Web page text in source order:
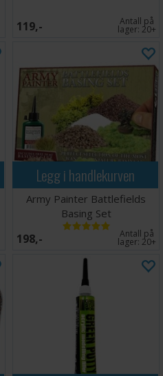
119,- Antall på
lager: 20+
Legg i handlekurven
Army Painter Battlefields
Basing Set
198,- Antall på
lager: 20+